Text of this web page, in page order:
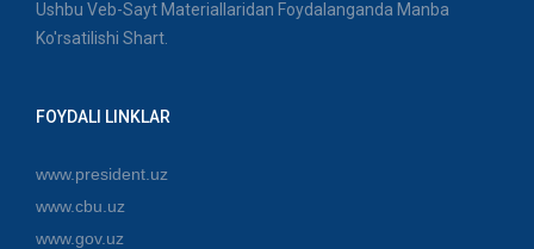
Ushbu Veb-Sayt Materiallaridan Foydalanganda Manba
Ko'rsatilishi Shart.
FOYDALI LINKLAR
www.president.uz
www.cbu.uz
www.gov.uz